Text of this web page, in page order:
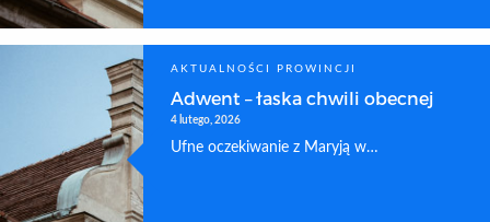
AKTUALNOŚCI PROWINCJI
Adwent – łaska chwili obecnej
4 lutego, 2026
Ufne oczekiwanie z Maryją w…